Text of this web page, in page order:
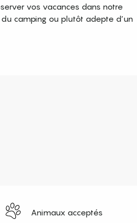
vos vacances dans notre
camping ou plutôt adepte d’un
Animaux acceptés